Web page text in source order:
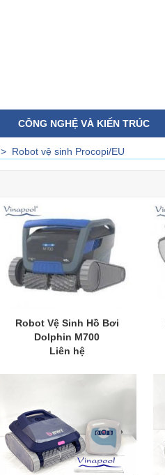
CÔNG NGHỆ VÀ KIẾN TRÚC
> Robot vệ sinh Procopi/EU
Robot Vệ Sinh Hồ Bơi
Dolphin M700
Liên hệ